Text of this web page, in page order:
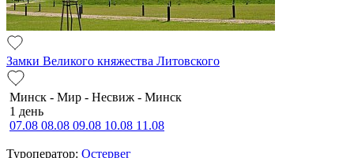
Замки Великого княжества Литовского
Минск - Мир - Несвиж - Минск
1 день
07.08 08.08 09.08 10.08 11.08
Туроператор: Остервег